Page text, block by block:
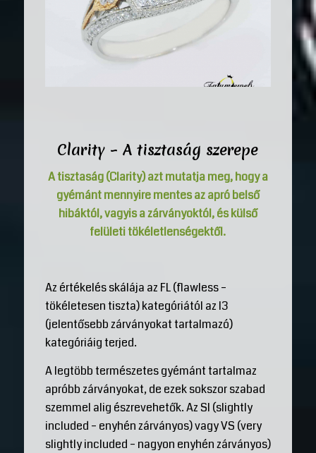
Clarity – A tisztaság szerepe
A tisztaság (Clarity) azt mutatja meg, hogy a
gyémánt mennyire mentes az apró belső
hibáktól, vagyis a zárványoktól, és külső
felületi tökéletlenségektől.
Az értékelés skálája az FL (flawless –
tökéletesen tiszta) kategóriától az I3
(jelentősebb zárványokat tartalmazó)
kategóriáig terjed.
A legtöbb természetes gyémánt tartalmaz
apróbb zárványokat, de ezek sokszor szabad
szemmel alig észrevehetők. Az SI (slightly
included – enyhén zárványos) vagy VS (very
slightly included – nagyon enyhén zárványos)